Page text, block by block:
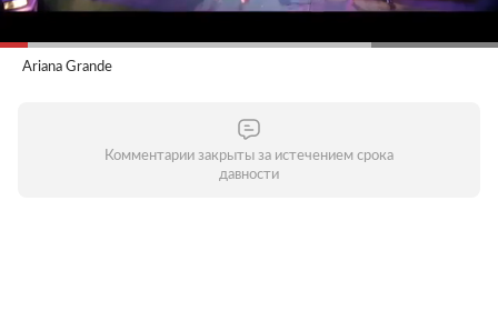
Ariana Grande
Комментарии закрыты за истечением срока
давности